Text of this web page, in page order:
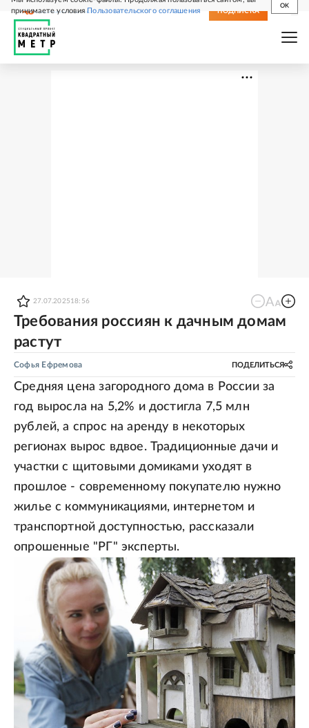
принимаете условияПользовательского соглашения
OK
СВЕЖИЙ НОМЕР ПОДПИСКА
27.07.2025 18:56
Требования россиян к дачным домам
растут
Софья Ефремова ПОДЕЛИТЬСЯ
Средняя цена загородного дома в России за
год выросла на 5,2% и достигла 7,5 млн
рублей, а спрос на аренду в некоторых
регионах вырос вдвое. Традиционные дачи и
участки с щитовыми домиками уходят в
прошлое - современному покупателю нужно
жилье с коммуникациями, интернетом и
транспортной доступностью, рассказали
опрошенные "РГ" эксперты.